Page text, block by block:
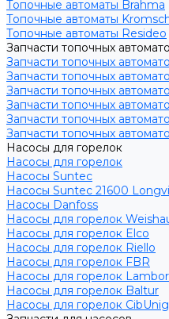
Топочные автоматы Brahma
Топочные автоматы
Топочные автоматы Resideo
Запчасти топочных
Запчасти топочных
Запчасти топочных
Запчасти топочных
Запчасти топочных
Запчасти топочных
Запчасти топочных
Насосы для горелок
Насосы для горелок
Насосы Suntec
Насосы Suntec 21600
Насосы Danfoss
Насосы для горелок
Насосы для горелок Elco
Насосы для горелок Riello
Насосы для горелок FBR
Насосы для горелок
Насосы для горелок Baltur
Насосы для горелок